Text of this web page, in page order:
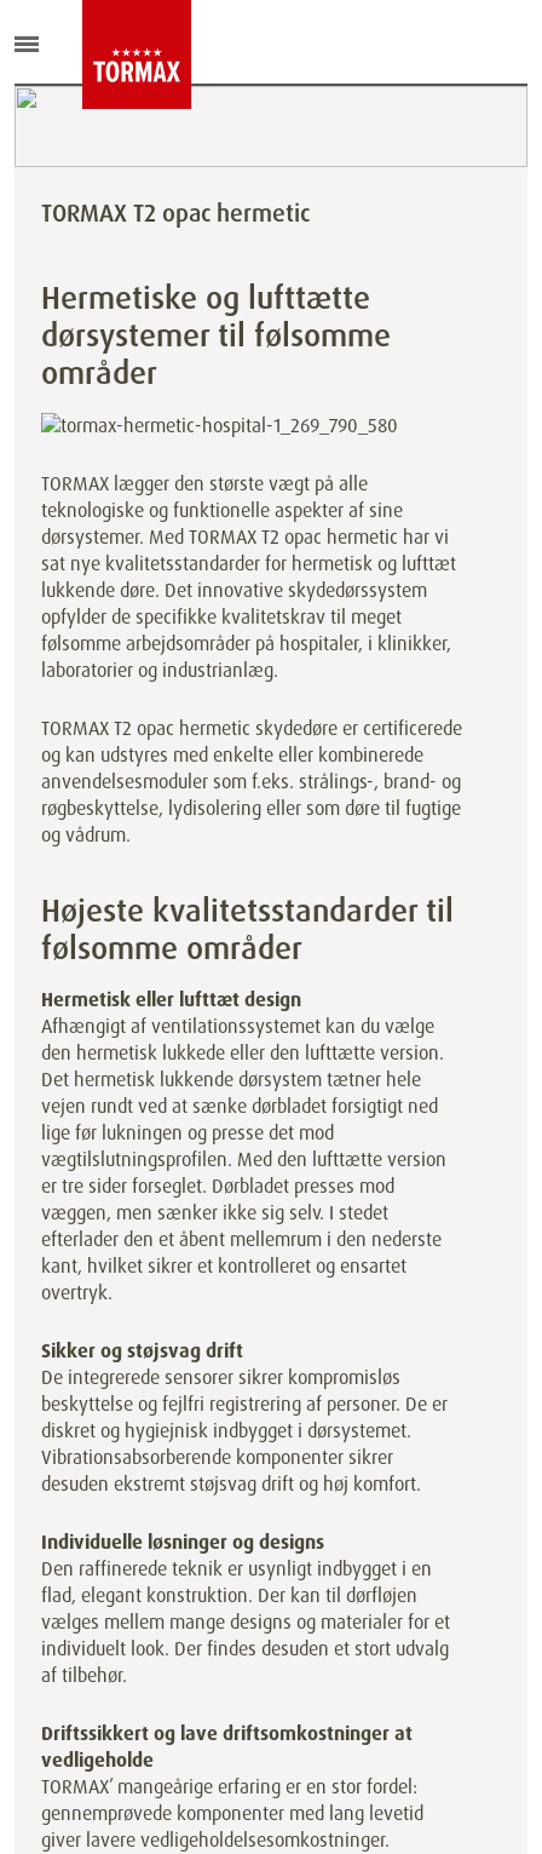
TORMAX T2 opac hermetic
Hermetiske og lufttætte
dørsystemer til følsomme
områder
TORMAX lægger den største vægt på alle
teknologiske og funktionelle aspekter af sine
dørsystemer. Med TORMAX T2 opac hermetic har vi
sat nye kvalitetsstandarder for hermetisk og lufttæt
lukkende døre. Det innovative skydedørssystem
opfylder de specifikke kvalitetskrav til meget
følsomme arbejdsområder på hospitaler, i klinikker,
laboratorier og industrianlæg.
TORMAX T2 opac hermetic skydedøre er certificerede
og kan udstyres med enkelte eller kombinerede
anvendelsesmoduler som f.eks. strålings-, brand- og
røgbeskyttelse, lydisolering eller som døre til fugtige
og vådrum.
Højeste kvalitetsstandarder til
følsomme områder
Hermetisk eller lufttæt design
Afhængigt af ventilationssystemet kan du vælge
den hermetisk lukkede eller den lufttætte version.
Det hermetisk lukkende dørsystem tætner hele
vejen rundt ved at sænke dørbladet forsigtigt ned
lige før lukningen og presse det mod
vægtilslutningsprofilen. Med den lufttætte version
er tre sider forseglet. Dørbladet presses mod
væggen, men sænker ikke sig selv. I stedet
efterlader den et åbent mellemrum i den nederste
kant, hvilket sikrer et kontrolleret og ensartet
overtryk.
Sikker og støjsvag drift
De integrerede sensorer sikrer kompromisløs
beskyttelse og fejlfri registrering af personer. De er
diskret og hygiejnisk indbygget i dørsystemet.
Vibrationsabsorberende komponenter sikrer
desuden ekstremt støjsvag drift og høj komfort.
Individuelle løsninger og designs
Den raffinerede teknik er usynligt indbygget i en
flad, elegant konstruktion. Der kan til dørfløjen
vælges mellem mange designs og materialer for et
individuelt look. Der findes desuden et stort udvalg
af tilbehør.
Driftssikkert og lave driftsomkostninger at
vedligeholde
TORMAX’ mangeårige erfaring er en stor fordel:
gennemprøvede komponenter med lang levetid
giver lavere vedligeholdelsesomkostninger.